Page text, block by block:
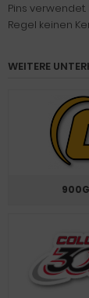
Pins
Regel keinen
WEITERE